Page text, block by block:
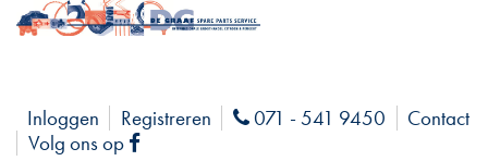
Inloggen Registreren Phone
071 - 541 9450
Contact
Volg ons op
Facebook